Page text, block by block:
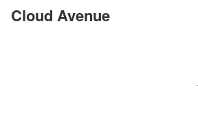
Cloud Avenue